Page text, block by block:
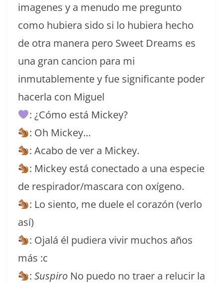
imagenes y a menudo me pregunto
como hubiera sido si lo hubiera hecho
de otra manera pero Sweet Dreams es
una gran cancion para mi
inmutablemente y fue significante poder
hacerla con Miguel
: ¿Cómo está Mickey?
: Oh Mickey…
: Acabo de ver a Mickey.
: Mickey está conectado a una especie
de respirador/mascara con oxígeno.
: Lo siento, me duele el corazón (verlo
así)
: Ojalá él pudiera vivir muchos años
más :c
: SuspiroNo puedo no traer a relucir la